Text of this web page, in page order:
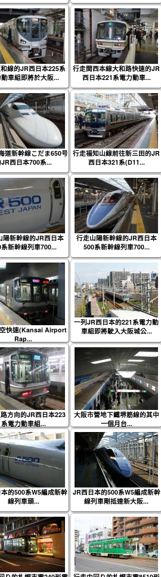
線的JR西日本225系
車組即將於大阪...
行走関西本線大和路快速的JR
西日本221系電力動車...
道新幹線こだま650号
JR西日本700系...
行走福知山線前往新三田的JR
西日本321系(D11...
陽新幹線的JR西日本
新幹線列車700...
行走山陽新幹線的JR西日本
500系新幹線列車700...
快速(Kansai Airport
Rap...
一列JR西日本的221系電力動
車組即將駛入大阪城公...
方向的JR西日本223
系電力動車組...
大阪市營地下鐵堺筋線的其中
一個月台...
的500系W5編成新幹
線列車頭...
JR西日本的500系W5編成新幹
線列車剛抵達新大阪...